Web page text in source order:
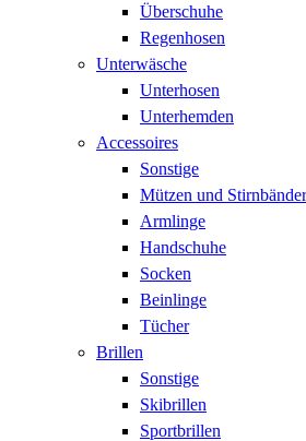
Überschuhe
Regenhosen
Unterwäsche
Unterhosen
Unterhemden
Accessoires
Sonstige
Mützen und Stirnbänder
Armlinge
Handschuhe
Socken
Beinlinge
Tücher
Brillen
Sonstige
Skibrillen
Sportbrillen